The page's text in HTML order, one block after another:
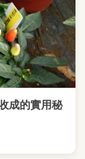
成的實用秘